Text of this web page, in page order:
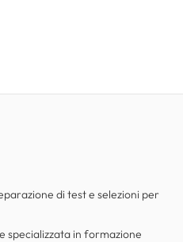
di test e selezioni per
specializzata in formazione